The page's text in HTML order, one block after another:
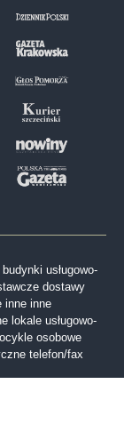
budynki usługowo-
dostawy
inne inne
lokale usługowo-
osobowe
telefon/fax